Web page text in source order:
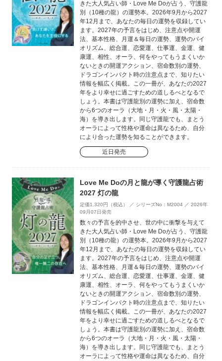
きた大人気占い師・Love Me Doが占う、守護龍
別（10種の龍）の運勢本。2026年9月から2027
年12月まで、あなたの毎日の運勢を収録してい
ます。2027年の予言をはじめ、注意点や開運
法、基本性格、月運＆毎日の運勢、運勢のバイ
オリズム、総合運、恋愛運、仕事運、金運、健
康運、相性、オーラ、何をやってもうまくいか
ないときの開運アクション、宿命数別の運勢、
ドラゴンインパクト時の注意点まで、知りたい
情報を幅広く掲載。この一冊が、あなたの2027
年をより幸せに過ごすための道しるべとなるで
しょう。本書は守護龍別の運勢に加え、宿命数
から6つのオーラ（大地・月・火・風・太陽・
海）を導き出します。同じ守護龍でも、まとう
オーラによって性格や運命は異なるため、自分
により合った運勢を知ることができます。
近日発売
Love Me Doの月と龍が導く守護龍占術
2027 灯の龍
定価1,320円（税込） ／ シリーズNo：M2004 ／ 2026年
09月07日発売
数々の予言を的中させ、世の中に衝撃を与えて
きた大人気占い師・Love Me Doが占う、守護龍
別（10種の龍）の運勢本。2026年9月から2027
年12月まで、あなたの毎日の運勢を収録してい
ます。2027年の予言をはじめ、注意点や開運
法、基本性格、月運＆毎日の運勢、運勢のバイ
オリズム、総合運、恋愛運、仕事運、金運、健
康運、相性、オーラ、何をやってもうまくいか
ないときの開運アクション、宿命数別の運勢、
ドラゴンインパクト時の注意点まで、知りたい
情報を幅広く掲載。この一冊が、あなたの2027
年をより幸せに過ごすための道しるべとなるで
しょう。本書は守護龍別の運勢に加え、宿命数
から6つのオーラ（大地・月・火・風・太陽・
海）を導き出します。同じ守護龍でも、まとう
オーラによって性格や運命は異なるため、自分